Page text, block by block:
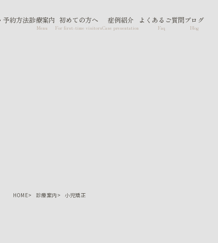
予約方法診療案内
Menu
初めての方へ
For first-time visitors
症例紹介
Case presentation
よくあるご質問
Faq
ブログ
Blog
HOME 診療案内 小児矯正